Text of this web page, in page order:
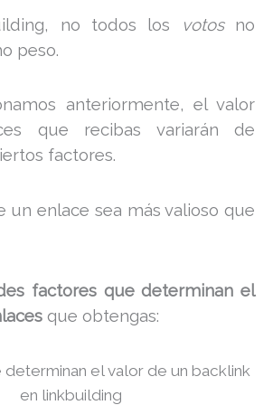
no todos los votos no
peso.
anteriormente, el valor
que recibas variarán de
factores.
un enlace sea más valioso que
factores que determinan el
que obtengas: